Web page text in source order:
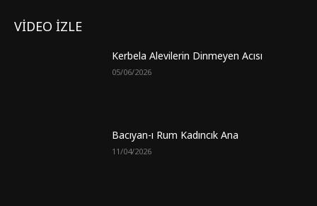
VİDEO İZLE
Kerbela Alevilerin Dinmeyen Acısı
05/06/2026
Bacıyan-ı Rum Kadıncık Ana
11/04/2026